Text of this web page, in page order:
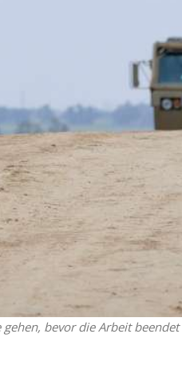
bevor die Arbeit